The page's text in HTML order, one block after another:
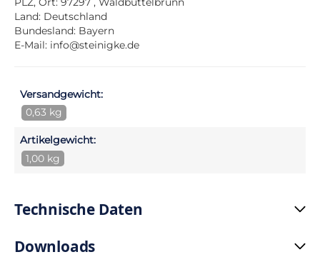
Land: Deutschland
Bundesland: Bayern
E-Mail: info@steinigke.de
Versandgewicht:
0,63 kg
Artikelgewicht:
1,00 kg
Technische Daten
Downloads